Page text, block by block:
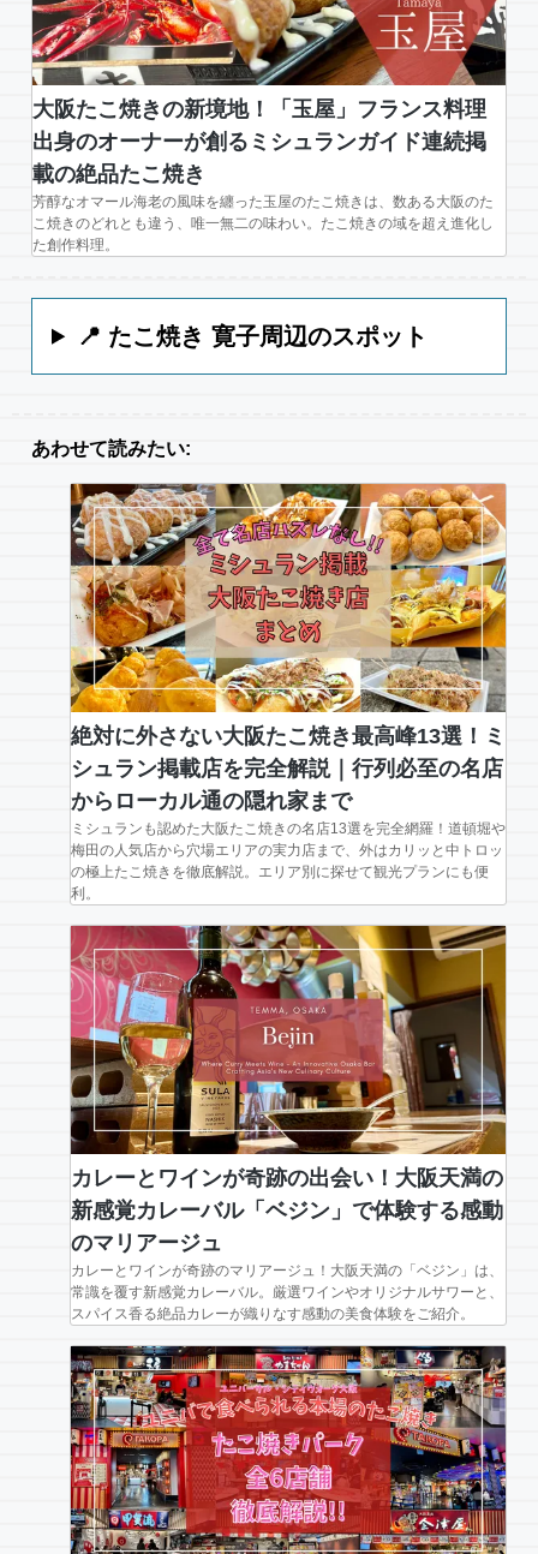
大阪たこ焼きの新境地！「玉屋」フランス料理
出身のオーナーが創るミシュランガイド連続掲
載の絶品たこ焼き
芳醇なオマール海老の風味を纏った玉屋のたこ焼きは、数ある大阪のた
こ焼きのどれとも違う、唯一無二の味わい。たこ焼きの域を超え進化し
た創作料理。
📍 たこ焼き 寛子周辺のスポット
あわせて読みたい:
絶対に外さない大阪たこ焼き最高峰13選！ミ
シュラン掲載店を完全解説｜行列必至の名店
からローカル通の隠れ家まで
ミシュランも認めた大阪たこ焼きの名店13選を完全網羅！道頓堀や
梅田の人気店から穴場エリアの実力店まで、外はカリッと中トロッ
の極上たこ焼きを徹底解説。エリア別に探せて観光プランにも便
利。
カレーとワインが奇跡の出会い！大阪天満の
新感覚カレーバル「ベジン」で体験する感動
のマリアージュ
カレーとワインが奇跡のマリアージュ！大阪天満の「ベジン」は、
常識を覆す新感覚カレーバル。厳選ワインやオリジナルサワーと、
スパイス香る絶品カレーが織りなす感動の美食体験をご紹介。